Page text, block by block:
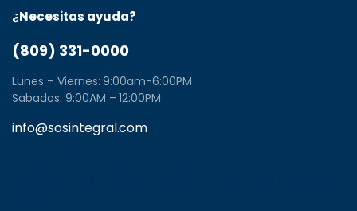
¿Necesitas ayuda?
(809) 331-0000
Lunes – Viernes: 9:00am-6:00PM
Sabados: 9:00AM – 12:00PM
info@sosintegral.com